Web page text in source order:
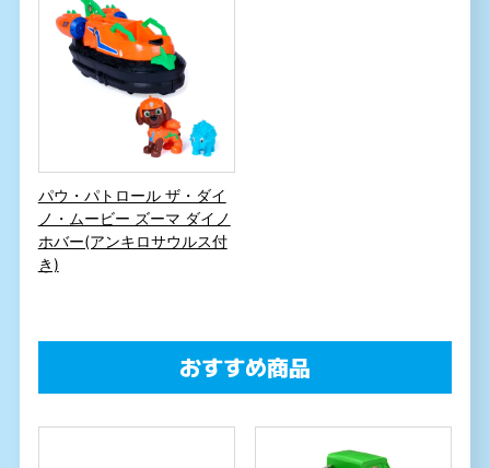
パウ・パトロール ザ・ダイ
ノ・ムービー ズーマ ダイノ
ホバー(アンキロサウルス付
き)
おすすめ商品